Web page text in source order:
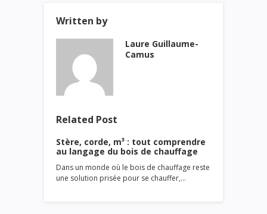
Written by
Laure Guillaume-
Camus
Related Post
Stère, corde, m³ : tout comprendre
au langage du bois de chauffage
Dans un monde où le bois de chauffage reste
une solution prisée pour se chauffer,…